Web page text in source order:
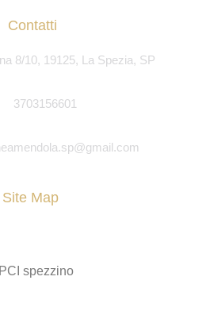
Contatti
8/10, 19125, La Spezia, SP
3703156601
Site Map
spezzino